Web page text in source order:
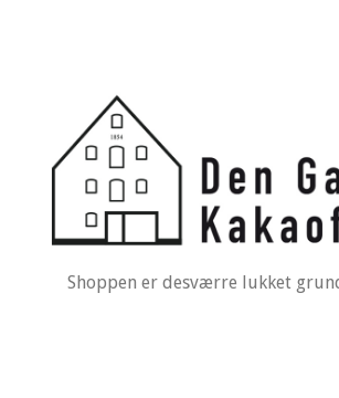
Shoppen er desværre lukket